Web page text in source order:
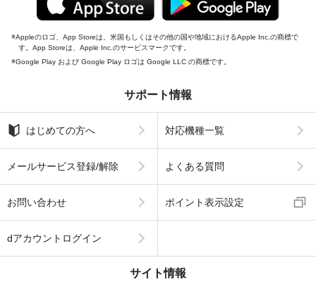
Appleのロゴ、App Storeは、米国もしくはその他の国や地域におけるApple Inc.の商標で
す。App Storeは、Apple Inc.のサービスマークです。
Google Play および Google Play ロゴは Google LLC の商標です。
サポート情報
はじめての方へ 対応機種一覧
メールサービス登録/解除 よくある質問
お問い合わせ ポイント表示設定
dアカウントログイン
サイト情報